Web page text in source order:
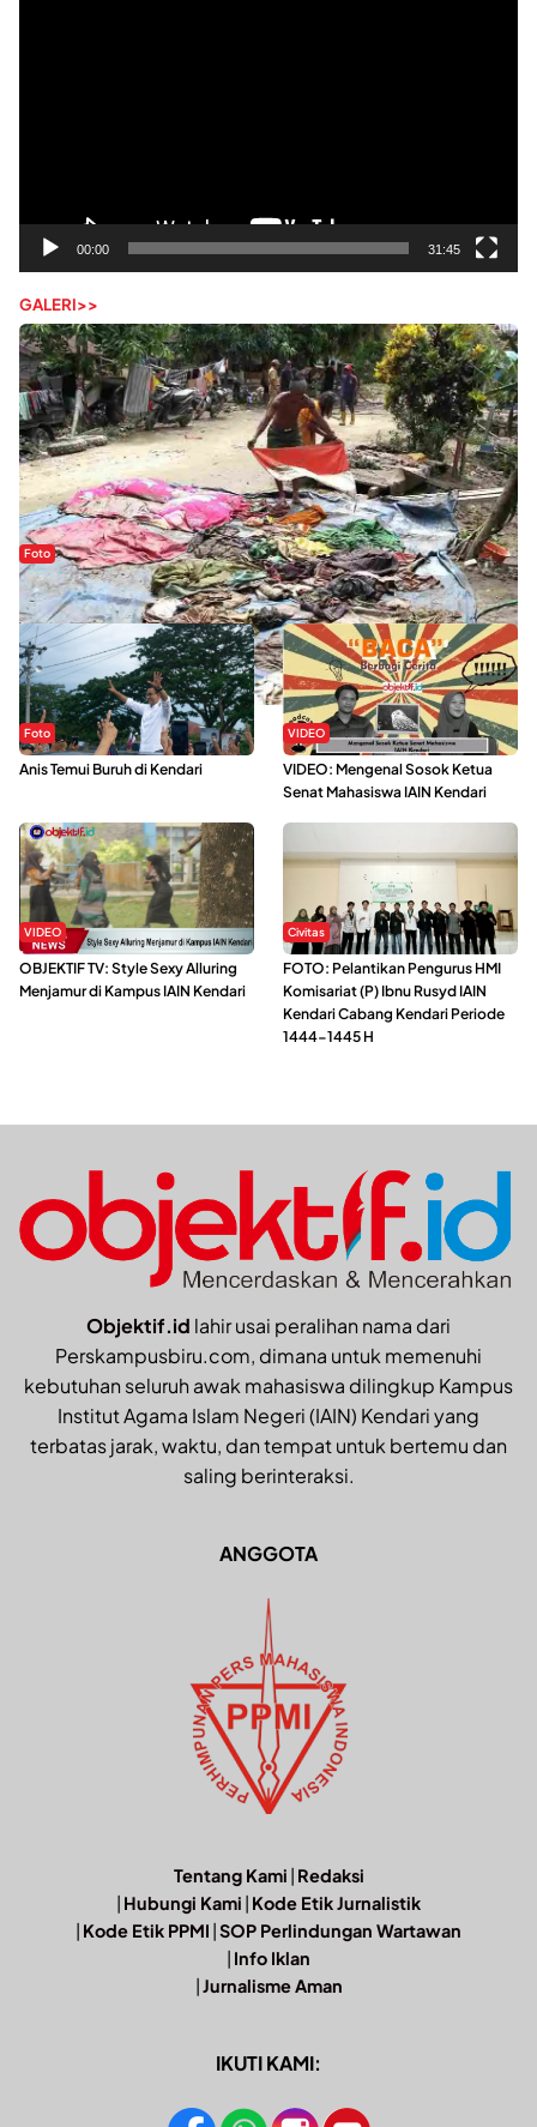
00:00 31:45
GALERI>>
Foto
Sejak Banjir Bandang, Warga Butuhkan Air Bersih
Foto
Anis Temui Buruh di Kendari
VIDEO
VIDEO: Mengenal Sosok Ketua
Senat Mahasiswa IAIN Kendari
VIDEO
OBJEKTIF TV: Style Sexy Alluring
Menjamur di Kampus IAIN Kendari
Civitas
FOTO: Pelantikan Pengurus HMI
Komisariat (P) Ibnu Rusyd IAIN
Kendari Cabang Kendari Periode
1444-1445 H
Objektif.id lahir usai peralihan nama dari
Perskampusbiru.com, dimana untuk memenuhi
kebutuhan seluruh awak mahasiswa dilingkup Kampus
Institut Agama Islam Negeri (IAIN) Kendari yang
terbatas jarak, waktu, dan tempat untuk bertemu dan
saling berinteraksi.
ANGGOTA
Tentang Kami | Redaksi
| Hubungi Kami | Kode Etik Jurnalistik
| Kode Etik PPMI |SOP Perlindungan Wartawan
| Info Iklan
|Jurnalisme Aman
IKUTI KAMI: